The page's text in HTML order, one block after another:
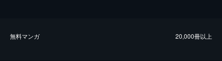
無料マンガ 20,000冊以上